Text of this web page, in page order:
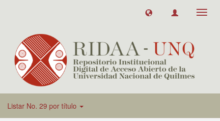
Listar No. 29 por título